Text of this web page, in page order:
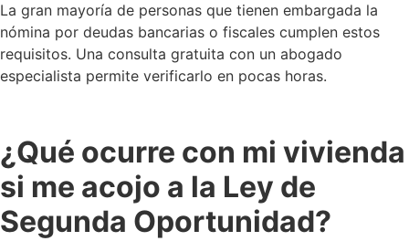
La gran mayoría de personas que tienen embargada la
nómina por deudas bancarias o fiscales cumplen estos
requisitos. Una consulta gratuita con un abogado
especialista permite verificarlo en pocas horas.
¿Qué ocurre con mi vivienda
si me acojo a la Ley de
Segunda Oportunidad?